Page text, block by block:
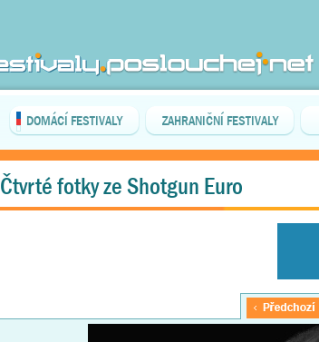
DOMÁCÍ FESTIVALY ZAHRANIČNÍ FESTIVALY
Čtvrté fotky ze Shotgun Euro